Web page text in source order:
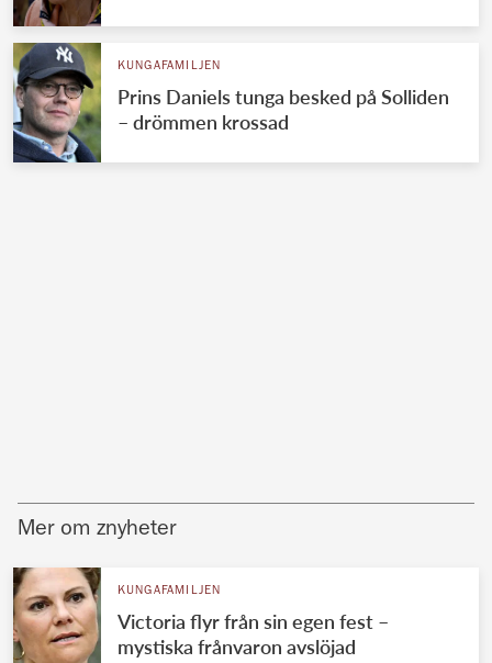
KUNGAFAMILJEN
Prins Daniels tunga besked på Solliden
– drömmen krossad
Mer om znyheter
KUNGAFAMILJEN
Victoria flyr från sin egen fest –
mystiska frånvaron avslöjad